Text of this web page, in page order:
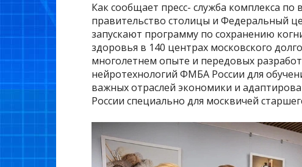
Как сообщает пресс- служба комплекса
правительство столицы и Федеральный
запускают программу по сохранению
здоровья в 140 центрах московского
многолетнем опыте и передовых
нейротехнологий ФМБА России для
важных отраслей экономики и
России специально для москвичей